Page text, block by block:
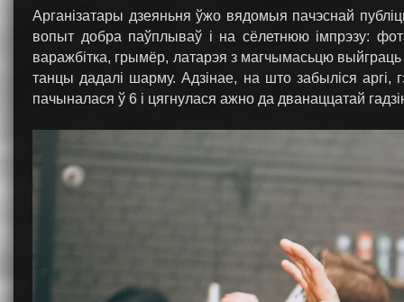
Арганізатары дзеяньня ўжо вядомыя пачэснай
вопыт добра паўплываў і на сёлетнюю імпрэзу:
варажбітка, грымёр, латарэя з магчымасьцю
танцы дадалі шарму. Адзінае, на што забыліся
пачыналася ў 6 і цягнулася ажно да дванаццатай